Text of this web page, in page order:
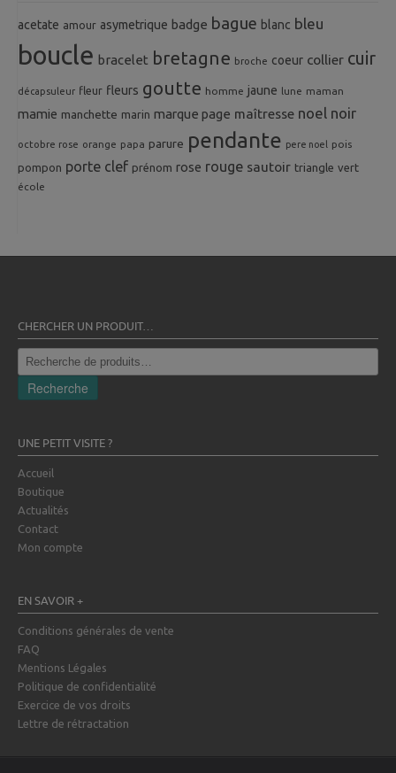
acetate amour asymetrique badge bague blanc bleu
boucle bracelet bretagne broche coeur collier cuir
décapsuleur fleur fleurs goutte homme jaune lune maman
mamie manchette marin marque page maîtresse noel noir
octobre rose orange papa parure pendante pere noel pois
pompon porte clef prénom rose rouge sautoir triangle vert
école
CHERCHER UN PRODUIT…
Recherche
pour :
Recherche
UNE PETIT VISITE ?
Accueil
Boutique
Actualités
Contact
Mon compte
EN SAVOIR +
Conditions générales de vente
FAQ
Mentions Légales
Politique de confidentialité
Exercice de vos droits
Lettre de rétractation